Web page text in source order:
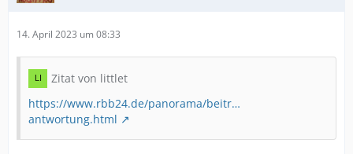
14. April 2023 um 08:33
Zitat von littlet
https://www.rbb24.de/panorama/beitr…
antwortung.html